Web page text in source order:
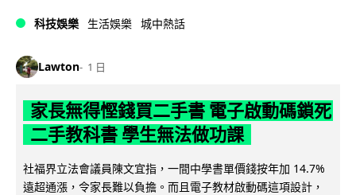
科技娛樂 生活娛樂 城中熱話
Lawton 1 日
家長無得慳錢買二手書 電子啟動碼鎖死
二手教科書 學生無法做功課
社福界立法會議員陳文宜指，一間中學書單價錢按年加 14.7%
遠超通漲，令家長難以負擔。而且電子教材啟動碼這項設計，